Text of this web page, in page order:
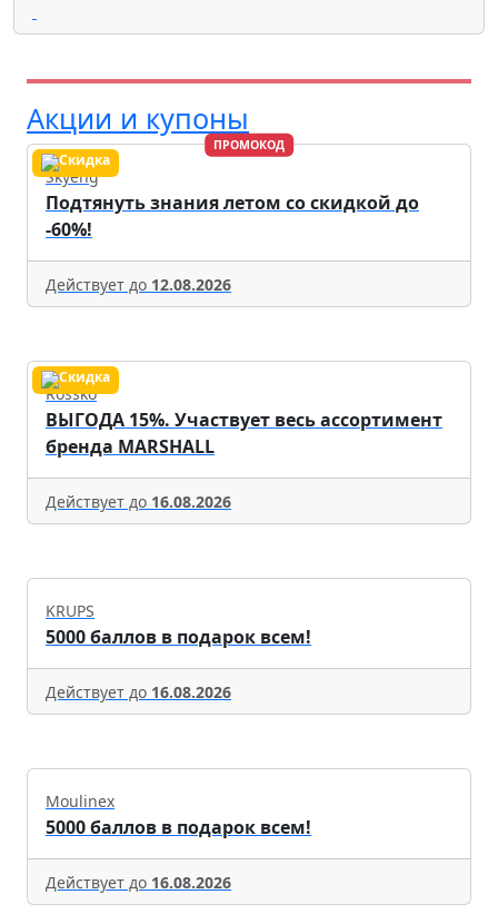
Акции и купоны
ПРОМОКОД
Skyeng
Подтянуть знания летом со скидкой до
-60%!
Действует до 12.08.2026
Rossko
ВЫГОДА 15%. Участвует весь ассортимент
бренда MARSHALL
Действует до 16.08.2026
KRUPS
5000 баллов в подарок всем!
Действует до 16.08.2026
Moulinex
5000 баллов в подарок всем!
Действует до 16.08.2026